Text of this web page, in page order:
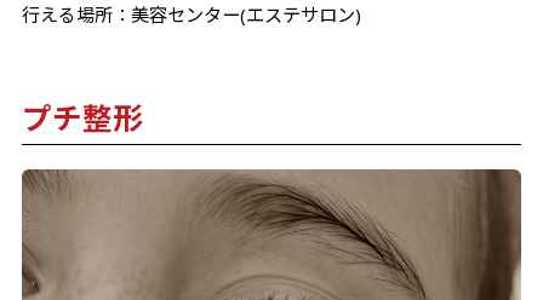
行える場所：美容センター(エステサロン)
プチ整形